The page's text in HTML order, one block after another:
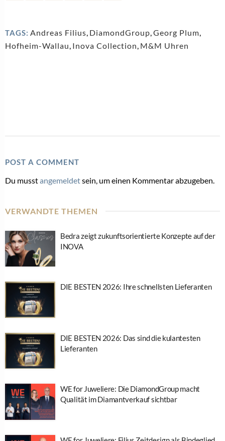
TAGS: Andreas Filius, DiamondGroup,Georg Plum,
Hofheim-Wallau, Inova Collection, M&M Uhren
POST A COMMENT
Du musstangemeldetsein, um einen Kommentar abzugeben.
VERWANDTE THEMEN
Bedra zeigt zukunftsorientierte Konzepte auf der
INOVA
DIE BESTEN 2026: Ihre schnellsten Lieferanten
DIE BESTEN 2026: Das sind die kulantesten
Lieferanten
WE for Juweliere: Die DiamondGroup macht
Qualität im Diamantverkauf sichtbar